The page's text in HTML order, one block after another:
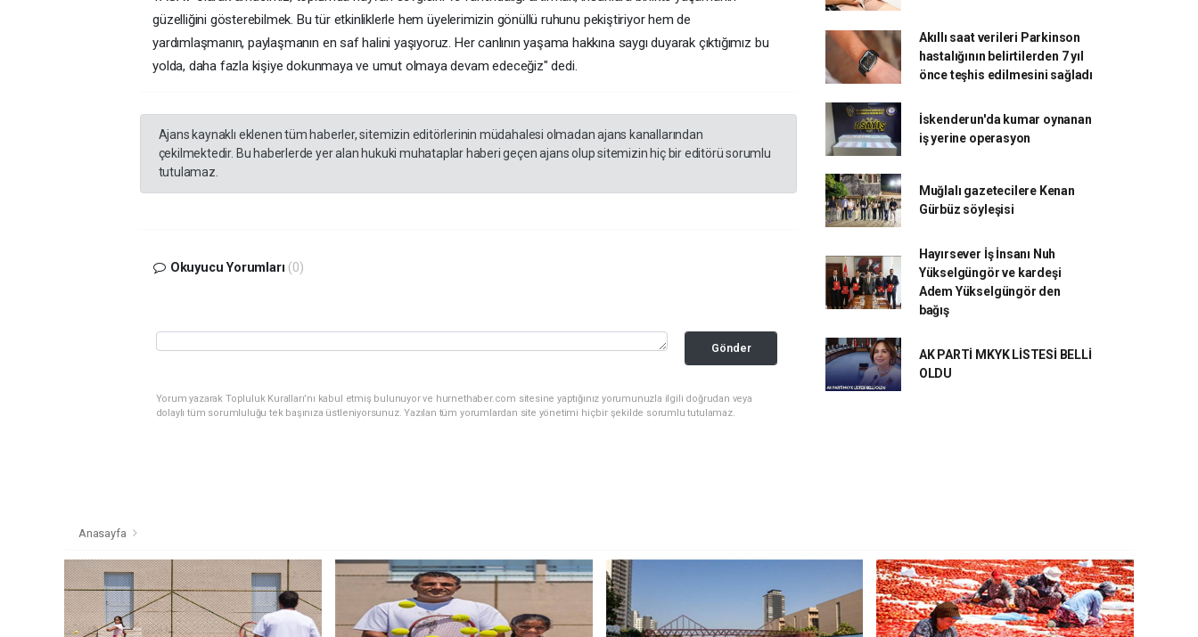
güzelliğini gösterebilmek. Bu tür etkinliklerle hem üyelerimizin gönüllü ruhunu pekiştiriyor hem de
yardımlaşmanın, paylaşmanın en saf halini yaşıyoruz. Her canlının yaşama hakkına saygı duyarak çıktığımız bu
yolda, daha fazla kişiye dokunmaya ve umut olmaya devam edeceğiz" dedi.
Ajans kaynaklı eklenen tüm haberler, sitemizin editörlerinin müdahalesi olmadan ajans kanallarından
çekilmektedir. Bu haberlerde yer alan hukuki muhataplar haberi geçen ajans olup sitemizin hiç bir editörü sorumlu
tutulamaz.
Okuyucu Yorumları (0)
Gönder
Yorum yazarak Topluluk Kuralları’nı kabul etmiş bulunuyor ve hurnethaber.com sitesine yaptığınız yorumunuzla ilgili doğrudan veya
dolaylı tüm sorumluluğu tek başınıza üstleniyorsunuz. Yazılan tüm yorumlardan site yönetimi hiçbir şekilde sorumlu tutulamaz.
Akıllı saat verileri Parkinson
hastalığının belirtilerden 7 yıl
önce teşhis edilmesini sağladı
İskenderun'da kumar oynanan
iş yerine operasyon
Muğlalı gazetecilere Kenan
Gürbüz söyleşisi
Hayırsever İş İnsanı Nuh
Yükselgüngör ve kardeşi
Adem Yükselgüngör den
bağış
AK PARTİ MKYK LİSTESİ BELLİ
OLDU
Anasayfa